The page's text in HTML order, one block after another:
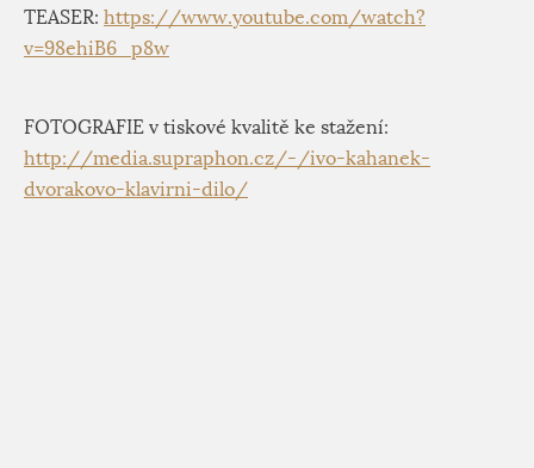
TEASER: https://www.youtube.com/watch?
v=98ehiB6_p8w
FOTOGRAFIE v tiskové kvalitě ke stažení:
http://media.supraphon.cz/-/ivo-kahanek-
dvorakovo-klavirni-dilo/